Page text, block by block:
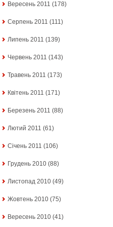
Вересень 2011 (178)
Серпень 2011 (111)
Липень 2011 (139)
Червень 2011 (143)
Травень 2011 (173)
Квітень 2011 (171)
Березень 2011 (88)
Лютий 2011 (61)
Січень 2011 (106)
Грудень 2010 (88)
Листопад 2010 (49)
Жовтень 2010 (75)
Вересень 2010 (41)